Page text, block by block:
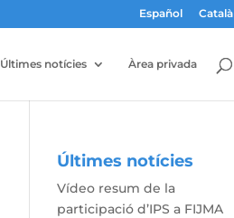
Español Català
Últimes notícies Àrea privada
Últimes notícies
Vídeo resum de la
participació d’IPS a FIJMA